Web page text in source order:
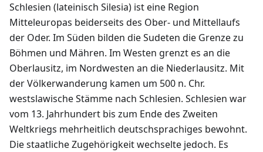
Schlesien (lateinisch Silesia) ist eine Region
Mitteleuropas beiderseits des Ober- und Mittellaufs
der Oder. Im Süden bilden die Sudeten die Grenze zu
Böhmen und Mähren. Im Westen grenzt es an die
Oberlausitz, im Nordwesten an die Niederlausitz. Mit
der Völkerwanderung kamen um 500 n. Chr.
westslawische Stämme nach Schlesien. Schlesien war
vom 13. Jahrhundert bis zum Ende des Zweiten
Weltkriegs mehrheitlich deutschsprachiges bewohnt.
Die staatliche Zugehörigkeit wechselte jedoch. Es